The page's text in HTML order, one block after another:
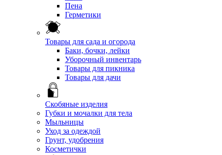
Пена
Герметики
Товары для сада и огорода
Баки, бочки, лейки
Уборочный инвентарь
Товары для пикника
Товары для дачи
Скобяные изделия
Губки и мочалки для тела
Мыльницы
Уход за одеждой
Грунт, удобрения
Косметички